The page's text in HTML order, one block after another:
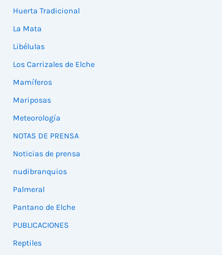
Huerta Tradicional
La Mata
Libélulas
Los Carrizales de Elche
Mamíferos
Mariposas
Meteorología
NOTAS DE PRENSA
Noticias de prensa
nudibranquios
Palmeral
Pantano de Elche
PUBLICACIONES
Reptiles